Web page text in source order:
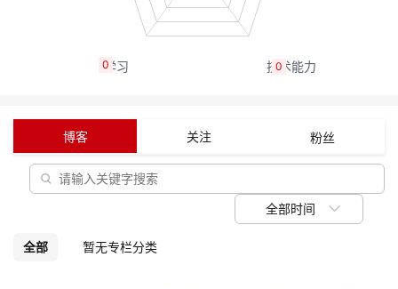
动
关
我
的
发
我
Programs
的
0
0
博客 关注 粉丝
全部时间
全部 暂无专栏分类